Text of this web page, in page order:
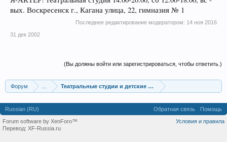
вых. Воскресенск г., Кагана улица, 22, гимназия № 1
Последнее редактирование модератором: 14 ноя 2016
31 дек 2002
(Вы должны войти или зарегистрироваться, чтобы ответить.)
Форум Театральные студии и детские театры-студии
Russian (RU) Обратная связь
Помощь
Условия и правила
Forum software by XenForo™
Перевод: XF-Russia.ru